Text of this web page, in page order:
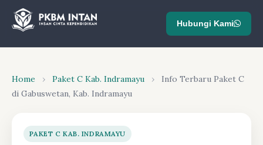
Hubungi Kami
Home › Paket C Kab. Indramayu ›
Info Terbaru Paket C
di Gabuswetan, Kab. Indramayu
PAKET C KAB. INDRAMAYU